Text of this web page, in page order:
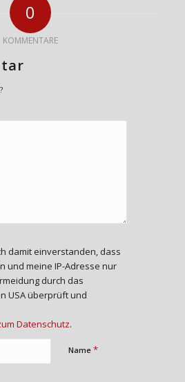
0
KOMMENTARE
damit einverstanden, dass
und meine IP-Adresse nur
durch das
USA überprüft und
Datenschutz.
Name *